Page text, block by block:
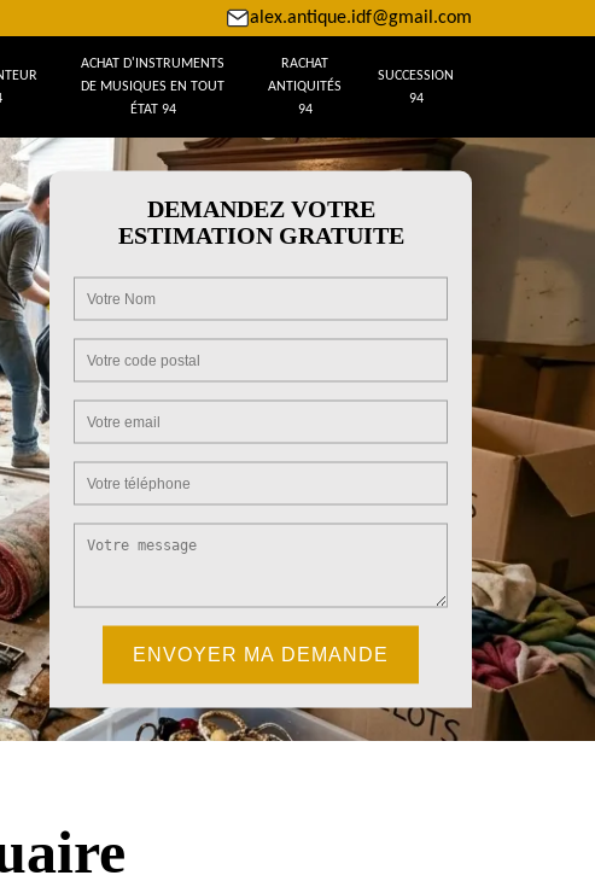
alex.antique.idf@gmail.com
ACHAT D'INSTRUMENTS
DE MUSIQUES EN TOUT
ÉTAT 94
RACHAT
ANTIQUITÉS
94
SUCCESSION
94
DEMANDEZ VOTRE
ESTIMATION GRATUITE